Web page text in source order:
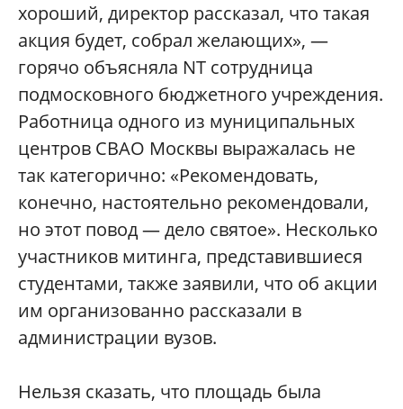
хороший, директор рассказал, что такая
акция будет, собрал желающих», —
горячо объясняла NT сотрудница
подмосковного бюджетного учреждения.
Работница одного из муниципальных
центров СВАО Москвы выражалась не
так категорично: «Рекомендовать,
конечно, настоятельно рекомендовали,
но этот повод — дело святое». Несколько
участников митинга, представившиеся
студентами, также заявили, что об акции
им организованно рассказали в
администрации вузов.
Нельзя сказать, что площадь была